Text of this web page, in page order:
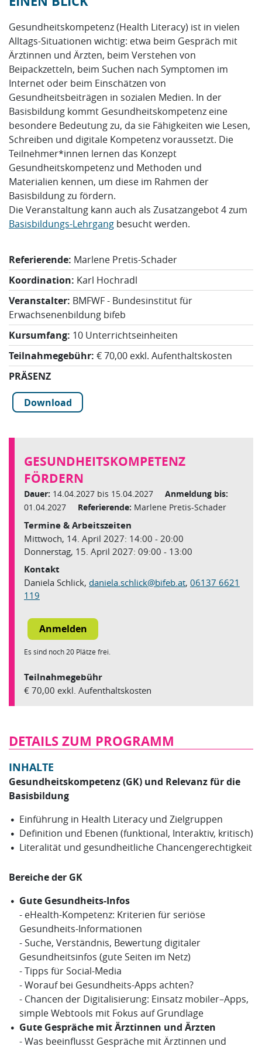
Gesundheitskompetenz (Health Literacy) ist in vielen
Alltags-Situationen wichtig: etwa beim Gespräch mit
Ärztinnen und Ärzten, beim Verstehen von
Beipackzetteln, beim Suchen nach Symptomen im
Internet oder beim Einschätzen von
Gesundheitsbeiträgen in sozialen Medien. In der
Basisbildung kommt Gesundheitskompetenz eine
besondere Bedeutung zu, da sie Fähigkeiten wie Lesen,
Schreiben und digitale Kompetenz voraussetzt. Die
Teilnehmer*innen lernen das Konzept
Gesundheitskompetenz und Methoden und
Materialien kennen, um diese im Rahmen der
Basisbildung zu fördern.
Die Veranstaltung kann auch als Zusatzangebot 4 zum
Basisbildungs-Lehrgang besucht werden.
Referierende: Marlene Pretis-Schader
Koordination: Karl Hochradl
Veranstalter: BMFWF - Bundesinstitut für
Erwachsenenbildung bifeb
Kursumfang: 10 Unterrichtseinheiten
Teilnahmegebühr: € 70,00 exkl. Aufenthaltskosten
PRÄSENZ
Download
GESUNDHEITSKOMPETENZ
FÖRDERN
Dauer: 14.04.2027 bis 15.04.2027 Anmeldung bis:
01.04.2027 Referierende: Marlene Pretis-Schader
Termine & Arbeitszeiten
Mittwoch, 14. April 2027: 14:00 - 20:00
Donnerstag, 15. April 2027: 09:00 - 13:00
Kontakt
Daniela Schlick, daniela.schlick@bifeb.at, 06137 6621
119
Es sind noch 20 Plätze frei.
Teilnahmegebühr
€ 70,00 exkl. Aufenthaltskosten
DETAILS ZUM PROGRAMM
INHALTE
Gesundheitskompetenz (GK) und Relevanz für die
Basisbildung
Einführung in Health Literacy und Zielgruppen
Definition und Ebenen (funktional, Interaktiv, kritisch)
Literalität und gesundheitliche Chancengerechtigkeit
Bereiche der GK
Gute Gesundheits-Infos
- eHealth-Kompetenz: Kriterien für seriöse
Gesundheits-Informationen
- Suche, Verständnis, Bewertung digitaler
Gesundheitsinfos (gute Seiten im Netz)
- Tipps für Social-Media
- Worauf bei Gesundheits-Apps achten?
- Chancen der Digitalisierung: Einsatz mobiler–Apps,
simple Webtools mit Fokus auf Grundlage
Gute Gespräche mit Ärztinnen und Ärzten
- Was beeinflusst Gespräche mit Ärztinnen und